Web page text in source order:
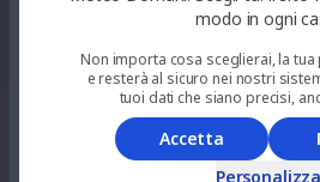
34°
61 %
UV 3
29°
0%
UV 0
modo in ogni
Non importa cosa sceglierai, la
e resterà al sicuro nei nostri
tuoi dati che siano precisi,
Accetta
Personalizza